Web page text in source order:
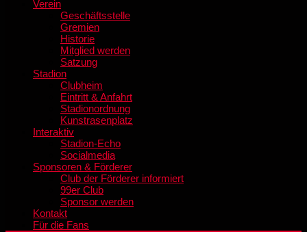
Verein
Geschäftsstelle
Gremien
Historie
Mitglied werden
Satzung
Stadion
Clubheim
Eintritt & Anfahrt
Stadionordnung
Kunstrasenplatz
Interaktiv
Stadion-Echo
Socialmedia
Sponsoren & Förderer
Club der Förderer informiert
99er Club
Sponsor werden
Kontakt
Für die Fans